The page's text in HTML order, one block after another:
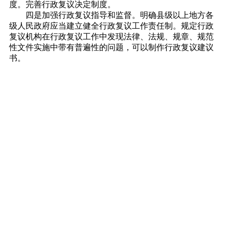
度。完善行政复议决定制度。
四是加强行政复议指导和监督。明确县级以上地方各
级人民政府应当建立健全行政复议工作责任制。规定行政
复议机构在行政复议工作中发现法律、法规、规章、规范
性文件实施中带有普遍性的问题，可以制作行政复议建议
书。